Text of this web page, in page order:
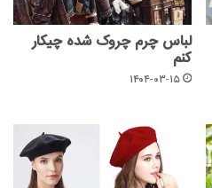
لباس چرم چروک شده چیکار
کنم
۱۴۰۴-۰۳-۱۵